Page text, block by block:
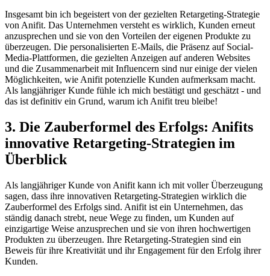
Insgesamt bin ich begeistert⁤ von der gezielten Retargeting-Strategie
von Anifit. Das Unternehmen ⁤versteht​ es wirklich, Kunden erneut
anzusprechen und sie von den Vorteilen der eigenen Produkte zu
überzeugen. Die personalisierten E-Mails, die Präsenz auf Social-
Media-Plattformen, die gezielten Anzeigen auf anderen ⁤Websites
‍und die Zusammenarbeit mit Influencern sind nur einige ​der ‌vielen
Möglichkeiten, wie Anifit potenzielle Kunden aufmerksam macht.
Als langjähriger Kunde fühle ich mich bestätigt und geschätzt ‍- und
das ist definitiv ⁣ein Grund, warum ich Anifit treu bleibe!
3.⁤ Die Zauberformel des Erfolgs: Anifits
innovative Retargeting-Strategien im
Überblick
Als langjähriger Kunde von Anifit ⁤kann ich‍ mit voller ‌Überzeugung
‍sagen, dass ihre innovativen Retargeting-Strategien wirklich die
Zauberformel des Erfolgs sind. Anifit ist ein Unternehmen, das
ständig danach strebt, neue Wege zu finden,‌ um Kunden auf
einzigartige Weise anzusprechen⁣ und sie von ‍ihren hochwertigen
Produkten zu überzeugen. Ihre Retargeting-Strategien sind ein​
Beweis für ihre​ Kreativität und ihr Engagement für den Erfolg​ ihrer
Kunden.